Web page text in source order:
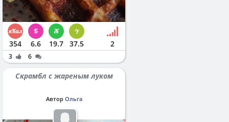
354 6.6 19.7 37.5 2
3 6
Скрамбл с жареным луком
Автор Ольга